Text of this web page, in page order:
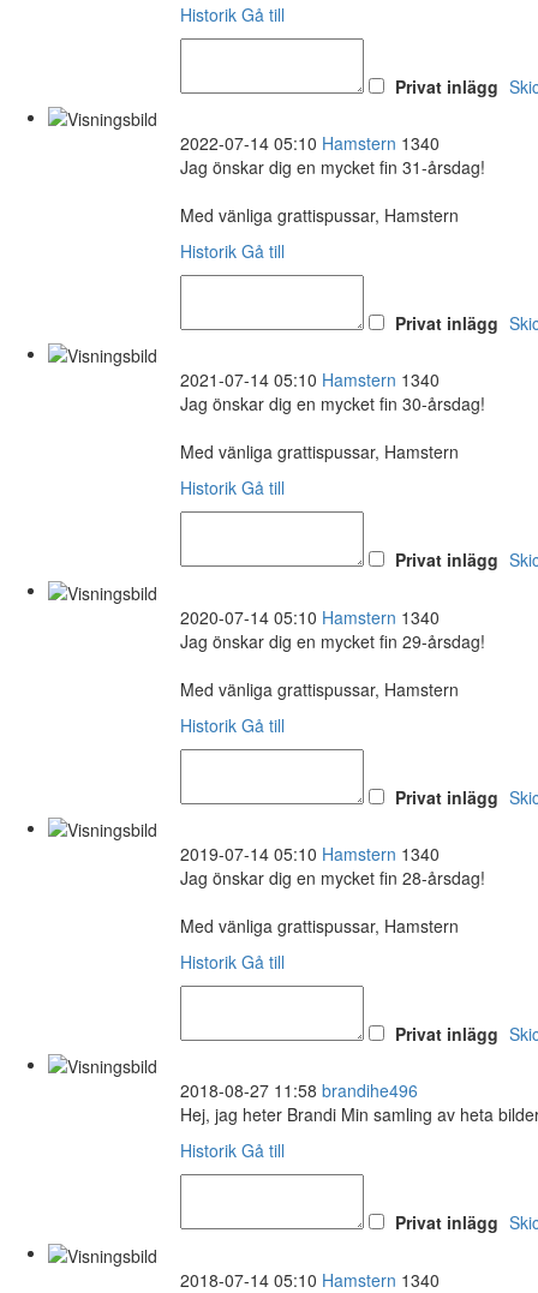
Historik Gå till
Privat inlägg
2022-07-14 05:10 Hamstern 1340
Jag önskar dig en mycket fin 31-årsdag!
Med vänliga grattispussar, Hamstern
Historik Gå till
Privat inlägg
2021-07-14 05:10 Hamstern 1340
Jag önskar dig en mycket fin 30-årsdag!
Med vänliga grattispussar, Hamstern
Historik Gå till
Privat inlägg
2020-07-14 05:10 Hamstern 1340
Jag önskar dig en mycket fin 29-årsdag!
Med vänliga grattispussar, Hamstern
Historik Gå till
Privat inlägg
2019-07-14 05:10 Hamstern 1340
Jag önskar dig en mycket fin 28-årsdag!
Med vänliga grattispussar, Hamstern
Historik Gå till
Privat inlägg
2018-08-27 11:58 brandihe496
Hej, jag heter Brandi Min samling av heta
Historik Gå till
Privat inlägg
2018-07-14 05:10 Hamstern 1340